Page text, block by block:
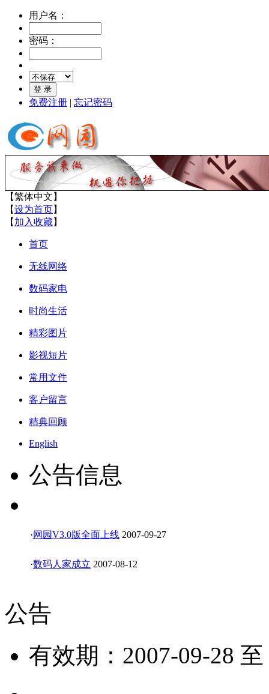
用户名：
密码：
免费注册 | 忘记密码
【繁体中文 】
【设为首页】
【 加入收藏】
首页
无线网络
数码家电
时尚生活
精彩图片
影视短片
常用文件
客户留言
精典回顾
English
公告信息
·网园V3.0版全面上线 2007-09-27
·数码人家成立 2007-08-12
公告
有效期：2007-09-28